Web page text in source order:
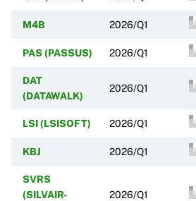
M4B 2026/Q1
PAS (PASSUS) 2026/Q1
DAT
(DATAWALK)
2026/Q1
LSI (LSISOFT) 2026/Q1
KBJ 2026/Q1
SVRS
(SILVAIR-
2026/Q1